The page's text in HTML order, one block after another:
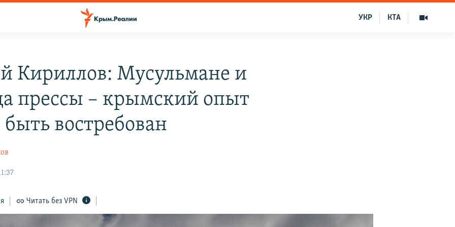
КТА
УКР
Кириллов: Мусульмане и
прессы – крымский опыт
востребован
Читать без VPN